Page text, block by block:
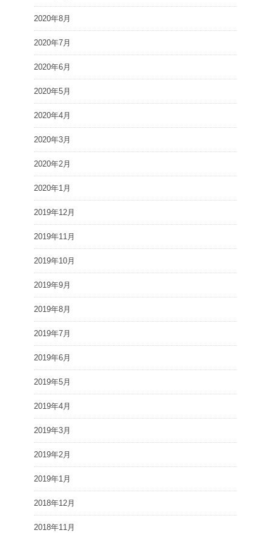
2020年8月
2020年7月
2020年6月
2020年5月
2020年4月
2020年3月
2020年2月
2020年1月
2019年12月
2019年11月
2019年10月
2019年9月
2019年8月
2019年7月
2019年6月
2019年5月
2019年4月
2019年3月
2019年2月
2019年1月
2018年12月
2018年11月